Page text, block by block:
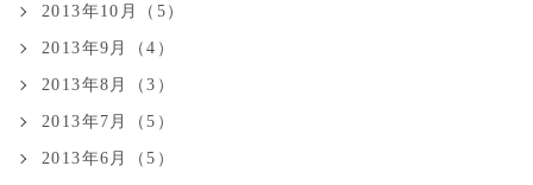
2013年10月（5）
2013年9月（4）
2013年8月（3）
2013年7月（5）
2013年6月（5）